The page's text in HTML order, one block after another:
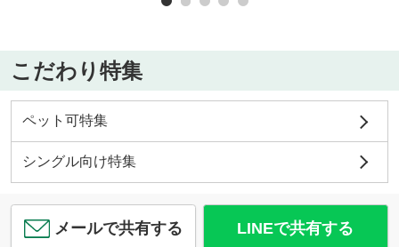
こだわり特集
ペット可特集
シングル向け特集
メールで共有する LINEで共有する